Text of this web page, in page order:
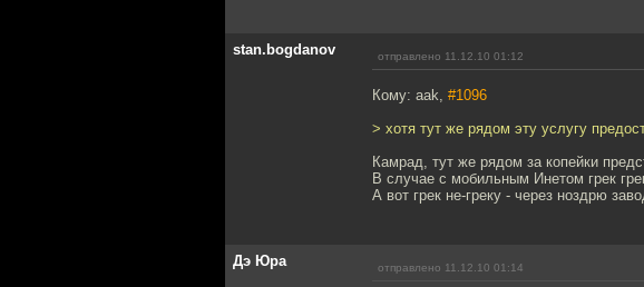
stan.bogdanov отправлено 11.12.10 01:12
Кому: aak, #1096
> хотя тут же рядом эту услугу
Камрад, тут же рядом за копейки
В случае с мобильным Инетом грек
А вот грек не-греку - через ноздрю
Дэ Юра отправлено 11.12.10 01:14